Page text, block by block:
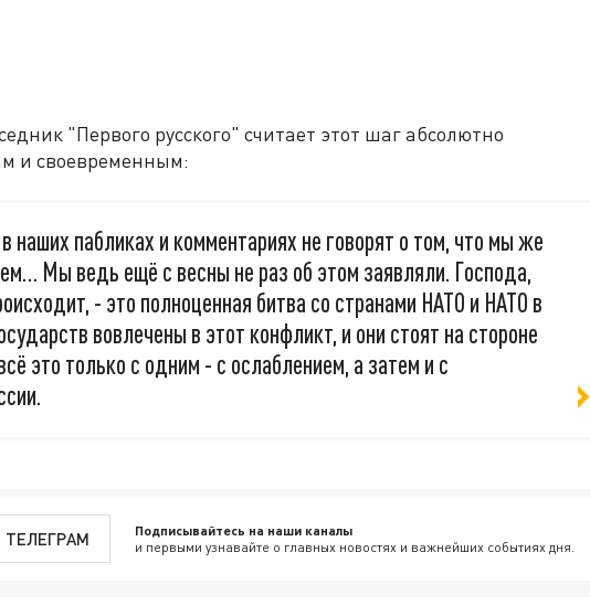
"Первого русского" считает этот шаг абсолютно
и своевременным:
наших пабликах и комментариях не говорят о том, что мы же
Мы ведь ещё с весны не раз об этом заявляли. Господа,
- это полноценная битва со странами НАТО и НАТО в
вовлечены в этот конфликт, и они стоят на стороне
это только с одним - с ослаблением, а затем и с
ТЕЛЕГРАМ Подписывайтесь на наши каналы
и первыми узнавайте о главных новостях и важнейших событиях дня.